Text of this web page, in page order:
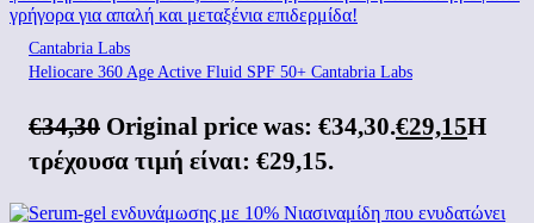
Cantabria Labs
Heliocare 360 Age Active Fluid SPF 50+ Cantabria Labs
€34,30 Original price was: €34,30.€29,15Η
τρέχουσα τιμή είναι: €29,15.